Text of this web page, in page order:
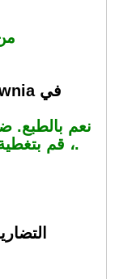
نعم بالطبع.
، قم بتغطية الرأس بمقدار 3-5 سم على الأقل.